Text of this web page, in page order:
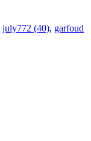
july772 (40), garfoud